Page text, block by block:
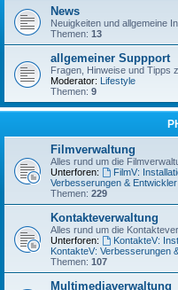
News
Neuigkeiten und allgemeine
Themen: 13
allgemeiner Suppport
Fragen, Hinweise und Tipps
Moderator: Lifestyle
Themen: 9
Filmverwaltung
Alles rund um die
Unterforen:
FilmV:
Verbesserungen & Entwickler
Themen: 229
Kontakteverwaltung
Alles rund um die
Unterforen:
KontakteV:
KontakteV: Verbesserungen
Themen: 107
Multimediaverwaltung